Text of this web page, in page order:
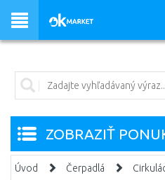
ZOBRAZIŤ
Úvod Čerpadlá